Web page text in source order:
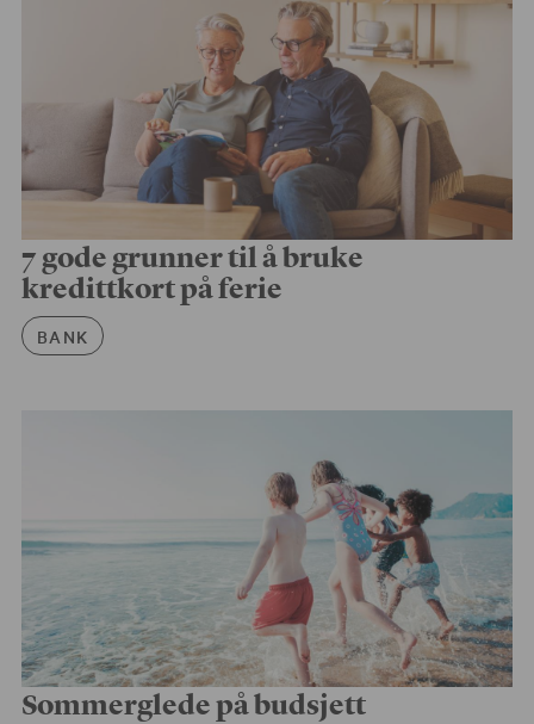
7 gode grunner til å bruke
kredittkort på ferie
BANK Artikkelkategori
Sommerglede på budsjett